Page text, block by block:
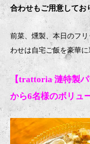
合わせもご用意してお
前菜、燻製、本日のフ
わせは自宅ご飯を豪華に
【trattoria 漣特製
から6名様のボリュ